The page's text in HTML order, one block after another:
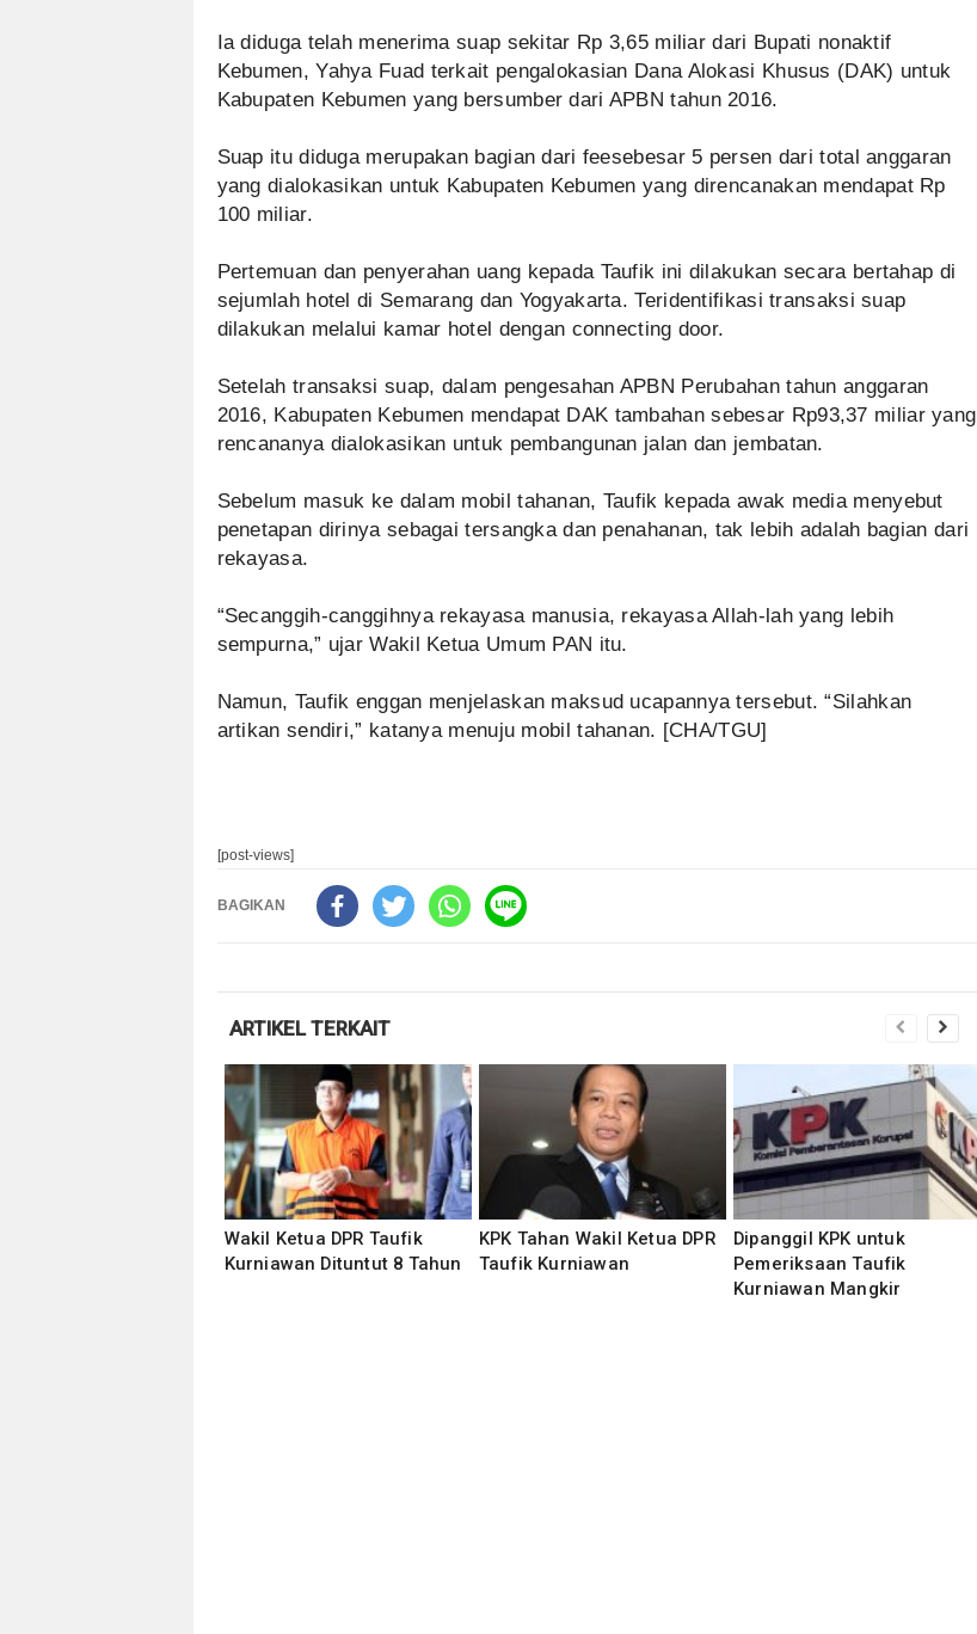
Ia diduga telah menerima suap sekitar Rp 3,65 miliar dari Bupati nonaktif
Kebumen, Yahya Fuad terkait pengalokasian Dana Alokasi Khusus (DAK) untuk
Kabupaten Kebumen yang bersumber dari APBN tahun 2016.
Suap itu diduga merupakan bagian dari feesebesar 5 persen dari total anggaran
yang dialokasikan untuk Kabupaten Kebumen yang direncanakan mendapat Rp
100 miliar.
Pertemuan dan penyerahan uang kepada Taufik ini dilakukan secara bertahap di
sejumlah hotel di Semarang dan Yogyakarta. Teridentifikasi transaksi suap
dilakukan melalui kamar hotel dengan connecting door.
Setelah transaksi suap, dalam pengesahan APBN Perubahan tahun anggaran
2016, Kabupaten Kebumen mendapat DAK tambahan sebesar Rp93,37 miliar yang
rencananya dialokasikan untuk pembangunan jalan dan jembatan.
Sebelum masuk ke dalam mobil tahanan, Taufik kepada awak media menyebut
penetapan dirinya sebagai tersangka dan penahanan, tak lebih adalah bagian dari
rekayasa.
“Secanggih-canggihnya rekayasa manusia, rekayasa Allah-lah yang lebih
sempurna,” ujar Wakil Ketua Umum PAN itu.
Namun, Taufik enggan menjelaskan maksud ucapannya tersebut. “Silahkan
artikan sendiri,” katanya menuju mobil tahanan. [CHA/TGU]
[post-views]
BAGIKAN
ARTIKEL TERKAIT
Wakil Ketua DPR Taufik
Kurniawan Dituntut 8 Tahun
KPK Tahan Wakil Ketua DPR
Taufik Kurniawan
Dipanggil KPK untuk
Pemeriksaan Taufik
Kurniawan Mangkir